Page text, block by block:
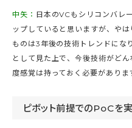
中矢： 日本のVCもシリコンバレ
ップしていると思いますが、や
ものは3年後の技術トレンドにな
として見た上で、今後技術がど
度感覚は持っておく必要がありま
ピボット前提でのPoCを